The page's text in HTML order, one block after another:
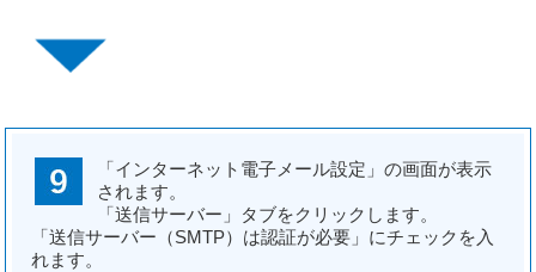
「インターネット電子メール設定」の画面が表示
されます。
「送信サーバー」タブをクリックします。
「送信サーバー（SMTP）は認証が必要」にチェックを入
れます。